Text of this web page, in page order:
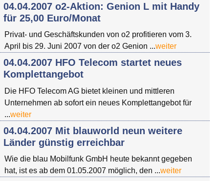
04.04.2007 o2-Aktion: Genion L mit Handy
für 25,00 Euro/Monat
Privat- und Geschäftskunden von o2 profitieren vom 3.
April bis 29. Juni 2007 von der o2 Genion ...weiter
04.04.2007 HFO Telecom startet neues
Komplettangebot
Die HFO Telecom AG bietet kleinen und mittleren
Unternehmen ab sofort ein neues Komplettangebot für
...weiter
04.04.2007 Mit blauworld neun weitere
Länder günstig erreichbar
Wie die blau Mobilfunk GmbH heute bekannt gegeben
hat, ist es ab dem 01.05.2007 möglich, den ...weiter